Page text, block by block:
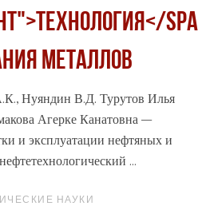
МЕТАЛЛОВ
Нуяндин В.Д. Турутов Илья
Агерке Канатовна –
и эксплуатации нефтяных и
...
НАУКИ